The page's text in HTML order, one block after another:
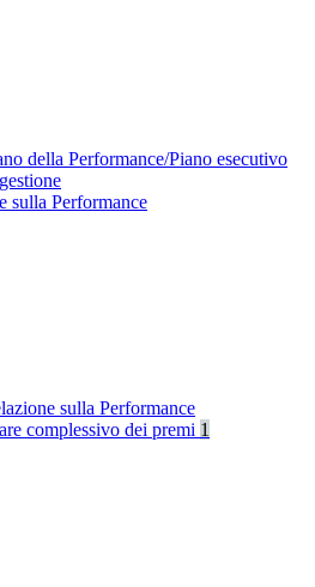
della Performance/Piano esecutivo
sulla Performance
sulla Performance
complessivo dei premi 1